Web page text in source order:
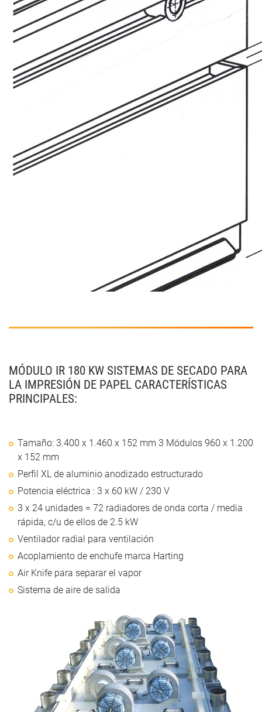
MÓDULO IR 180 KW SISTEMAS DE SECADO PARA
LA IMPRESIÓN DE PAPEL CARACTERÍSTICAS
PRINCIPALES:
Tamaño: 3.400 x 1.460 x 152 mm 3 Módulos 960 x 1.200
x 152 mm
Perfil XL de aluminio anodizado estructurado
Potencia eléctrica : 3 x 60 kW / 230 V
3 x 24 unidades = 72 radiadores de onda corta / media
rápida, c/u de ellos de 2.5 kW
Ventilador radial para ventilación
Acoplamiento de enchufe marca Harting
Air Knife para separar el vapor
Sistema de aire de salida